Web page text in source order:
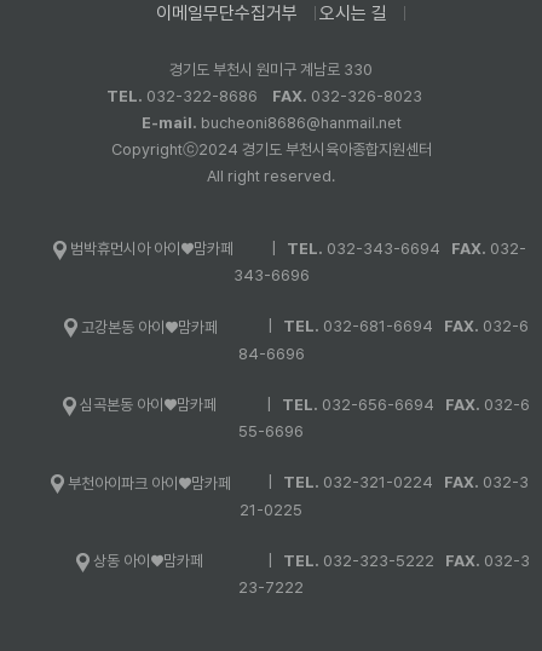
이메일무단수집거부
오시는 길
경기도 부천시 원미구 계남로 330
TEL. 032-322-8686 FAX. 032-326-8023
E-mail. bucheoni8686@hanmail.net
Copyrightⓒ2024 경기도 부천시육아종합지원센터
All right reserved.
범박휴먼시아 아이♥맘카페 TEL. 032-343-6694 FAX. 032-
343-6696
고강본동 아이♥맘카페 TEL. 032-681-6694 FAX. 032-6
84-6696
심곡본동 아이♥맘카페 TEL. 032-656-6694 FAX. 032-6
55-6696
부천아이파크 아이♥맘카페 TEL. 032-321-0224 FAX. 032-3
21-0225
상동 아이♥맘카페 TEL. 032-323-5222 FAX. 032-3
23-7222